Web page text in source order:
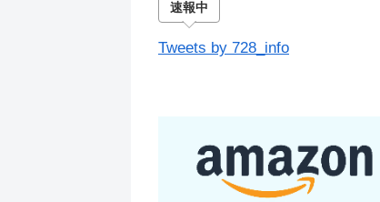
速報中
Tweets by 728_info